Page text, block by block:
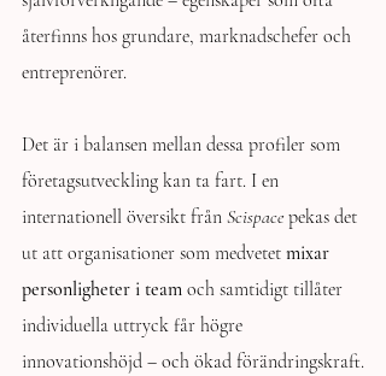
återfinns hos grundare, marknadschefer och
entreprenörer.
Det är i balansen mellan dessa profiler som
företagsutveckling kan ta fart. I en
internationell översikt från Scispace pekas det
ut att organisationer som medvetet mixar
personligheter i team och samtidigt tillåter
individuella uttryck får högre
innovationshöjd – och ökad förändringskraft.